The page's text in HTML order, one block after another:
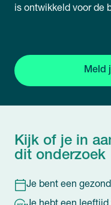
is ontwikkeld voor de
Meld
Kijk of je in
dit onderzoek
Je bent een